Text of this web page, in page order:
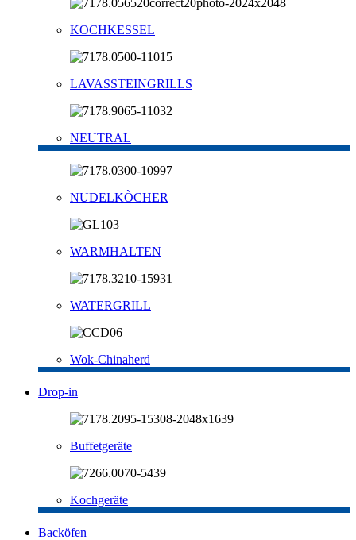
KOCHKESSEL
LAVASSTEINGRILLS
NEUTRAL
NUDELKÒCHER
WARMHALTEN
WATERGRILL
Wok-Chinaherd
Drop-in
Buffetgeräte
Kochgeräte
Backöfen